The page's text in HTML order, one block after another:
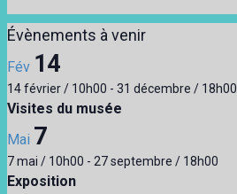
Évènements à venir
Fév 14
14 février / 10h00 - 31 décembre / 18h00
Visites du musée
Mai 7
7 mai / 10h00 - 27 septembre / 18h00
Exposition